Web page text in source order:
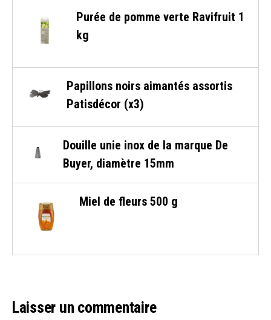
Purée de pomme verte Ravifruit 1
kg
Papillons noirs aimantés assortis
Patisdécor (x3)
Douille unie inox de la marque De
Buyer, diamètre 15mm
Miel de fleurs 500 g
Laisser un commentaire